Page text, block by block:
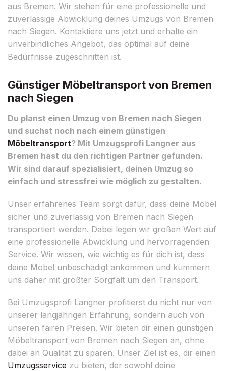
aus Bremen. Wir stehen für eine professionelle und
zuverlässige Abwicklung deines Umzugs von Bremen
nach Siegen. Kontaktiere uns jetzt und erhalte ein
unverbindliches Angebot, das optimal auf deine
Bedürfnisse zugeschnitten ist.
Günstiger Möbeltransport von Bremen
nach Siegen
Du planst einen Umzug von Bremen nach Siegen
und suchst noch nach einem günstigen
Möbeltransport? Mit Umzugsprofi Langner aus
Bremen hast du den richtigen Partner gefunden.
Wir sind darauf spezialisiert, deinen Umzug so
einfach und stressfrei wie möglich zu gestalten.
Unser erfahrenes Team sorgt dafür, dass deine Möbel
sicher und zuverlässig von Bremen nach Siegen
transportiert werden. Dabei legen wir großen Wert auf
eine professionelle Abwicklung und hervorragenden
Service. Wir wissen, wie wichtig es für dich ist, dass
deine Möbel unbeschädigt ankommen und kümmern
uns daher mit größter Sorgfalt um den Transport.
Bei Umzugsprofi Langner profitierst du nicht nur von
unserer langjährigen Erfahrung, sondern auch von
unseren fairen Preisen. Wir bieten dir einen günstigen
Möbeltransport von Bremen nach Siegen an, ohne
dabei an Qualität zu sparen. Unser Ziel ist es, dir einen
Umzugsservice zu bieten, der sowohl deine